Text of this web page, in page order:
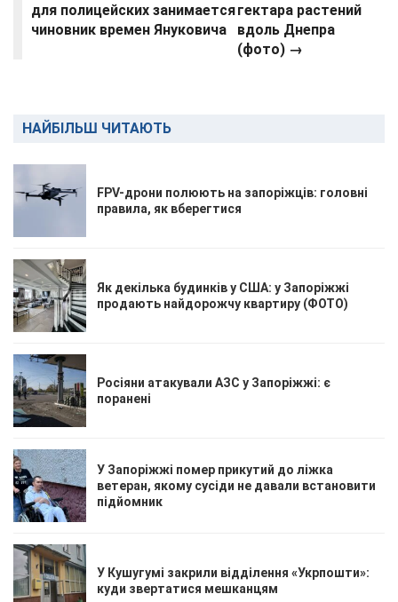
для полицейских занимается
чиновник времен Януковича
гектара растений
вдоль Днепра
(фото)→
НАЙБІЛЬШ ЧИТАЮТЬ
FPV-дрони полюють на запоріжців: головні
правила, як вберегтися
Як декілька будинків у США: у Запоріжжі
продають найдорожчу квартиру (ФОТО)
Росіяни атакували АЗС у Запоріжжі: є
поранені
У Запоріжжі помер прикутий до ліжка
ветеран, якому сусіди не давали встановити
підйомник
У Кушугумі закрили відділення «Укрпошти»:
куди звертатися мешканцям